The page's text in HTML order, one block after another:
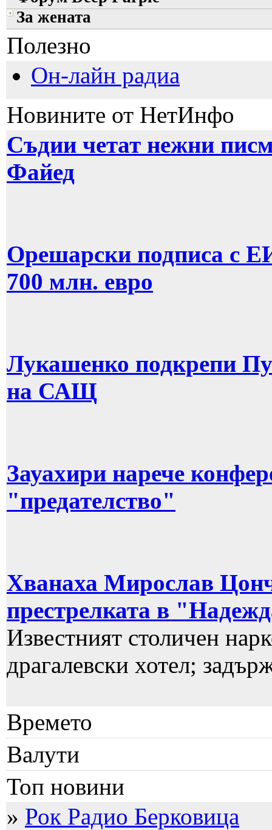
За жената
Полезно
Он-лайн радиа
Новините от НетИнфо
Съдии четат нежни
Файед
Орешарски подписа с
700 млн. евро
Лукашенко подкрепи
на САЩ
Зауахири нарече
"предателство"
Хванаха Мирослав
престрелката в
Известният столичен
драгалевски хотел;
Времето
Валути
Топ новини
» Рок Радио Берковица